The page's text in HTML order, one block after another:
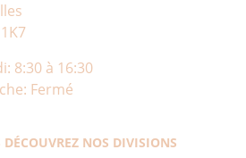
8:30 à 16:30
Fermé
DÉCOUVREZ NOS DIVISIONS